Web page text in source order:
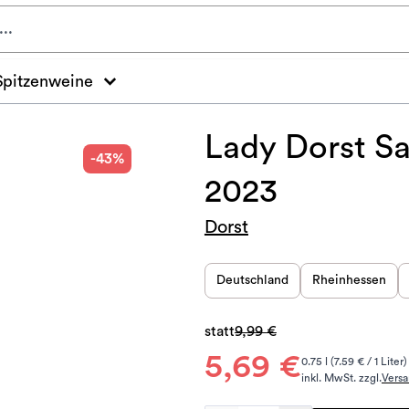
-43%
Lady Dorst
2023
Dorst
Deutschland Rheinhessen
5,69 €
statt9,99 €
0.75 l (7.59 € / 1 Liter)
inkl. MwSt. zzgl.